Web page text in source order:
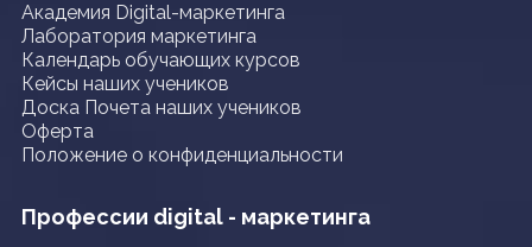
Академия Digital-маркетинга
Лаборатория маркетинга
Календарь обучающих курсов
Кейсы наших учеников
Доска Почета наших учеников
Оферта
Положение о конфиденциальности
Профессии digital - маркетинга